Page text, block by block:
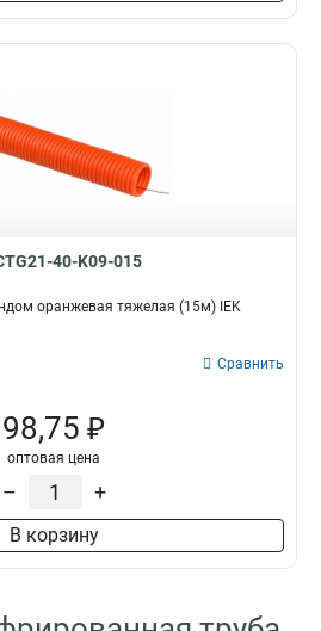
40-K09-015
оранжевая тяжелая (15м) IEK
Сравнить
98,75 ₽
оптовая цена
– +
В корзину